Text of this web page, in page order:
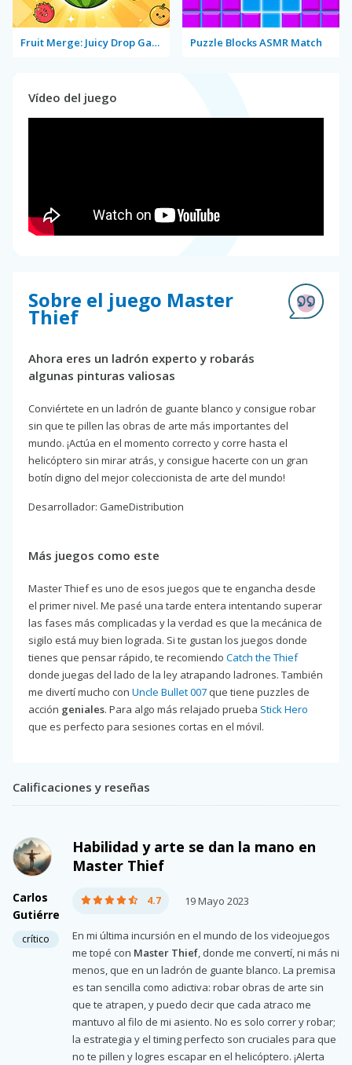
Fruit Merge: Juicy Drop Game Puzzle Blocks ASMR Match
Vídeo del juego
Sobre el juego Master
Thief
Ahora eres un ladrón experto y robarás
algunas pinturas valiosas
Conviértete en un ladrón de guante blanco y consigue robar
sin que te pillen las obras de arte más importantes del
mundo. ¡Actúa en el momento correcto y corre hasta el
helicóptero sin mirar atrás, y consigue hacerte con un gran
botín digno del mejor coleccionista de arte del mundo!
Desarrollador: GameDistribution
Más juegos como este
Master Thief es uno de esos juegos que te engancha desde
el primer nivel. Me pasé una tarde entera intentando superar
las fases más complicadas y la verdad es que la mecánica de
sigilo está muy bien lograda. Si te gustan los juegos donde
tienes que pensar rápido, te recomiendo Catch the Thief
donde juegas del lado de la ley atrapando ladrones. También
me divertí mucho con Uncle Bullet 007 que tiene puzzles de
acción geniales. Para algo más relajado prueba Stick Hero
que es perfecto para sesiones cortas en el móvil.
Calificaciones y reseñas
Carlos
Gutiérre
crítico
Habilidad y arte se dan la mano en
Master Thief
4.7 19 Mayo 2023
En mi última incursión en el mundo de los videojuegos
me topé con Master Thief, donde me convertí, ni más ni
menos, que en un ladrón de guante blanco. La premisa
es tan sencilla como adictiva: robar obras de arte sin
que te atrapen, y puedo decir que cada atraco me
mantuvo al filo de mi asiento. No es solo correr y robar;
la estrategia y el timing perfecto son cruciales para que
no te pillen y logres escapar en el helicóptero. ¡Alerta